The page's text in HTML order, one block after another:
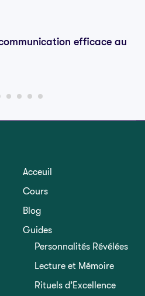
efficace au
Acceuil
Cours
Blog
Guides
Personnalités Révélées
Lecture et Mémoire
Rituels d’Excellence